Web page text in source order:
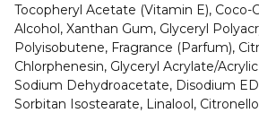
Tocopheryl Acetate (Vitamin E), Coco-
Alcohol, Xanthan Gum, Glyceryl
Polyisobutene, Fragrance (Parfum),
Chlorphenesin, Glyceryl Acrylate/
Sodium Dehydroacetate, Disodium
Sorbitan Isostearate, Linalool,